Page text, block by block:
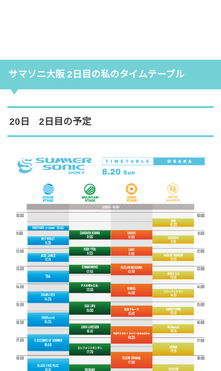
サマソニ大阪 2日目の私のタイムテーブル
20日 2日目の予定